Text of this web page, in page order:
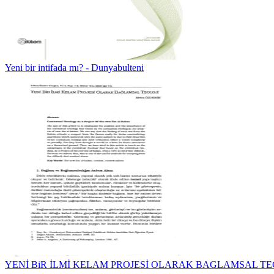
Yeni bir intifada mı? - Dunyabulteni
YENİ BiR İLMİ KELAM PROJESİ OLARAK BAGLAMSAL